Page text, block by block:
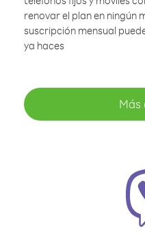
renovar el plan en ningún
suscripción mensual
ya haces
Más